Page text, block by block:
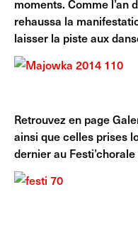
moments. Comme l’an
rehaussa la
laisser la piste aux
Retrouvez en page
ainsi que celles prises
dernier au